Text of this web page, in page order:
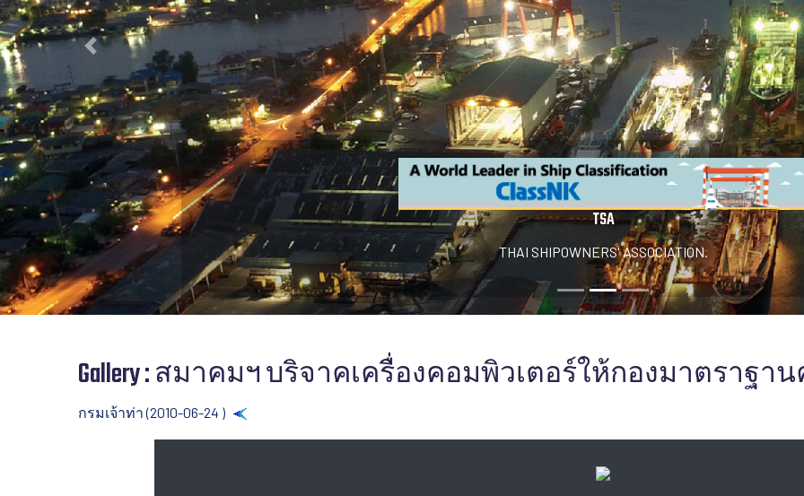
TSA
THAI SHIPOWNERS' ASSOCIATION.
Previous
Gallery : สมาคมฯ บริจาคเครื่องคอมพิวเตอร์ให้กองมาตราฐา
กรมเจ้าท่า (2010-06-24 )